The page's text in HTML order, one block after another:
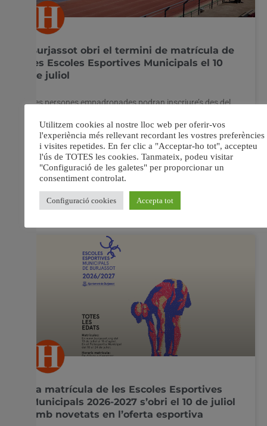
Burjassot obri el termini de matrícula de
les Escoles Esportives Municipals el 10
de juliol
Les persones empadronades podran inscriure’s des del
prèvia en esta última modalitat. L’oferta incorpora com
a novetats les activitats de GAP i Chi Kung i meditació
per a persones adultes, així com el canvi d’ubicació del
karate. Des de l’àrea
7 juliol, 2026 No hi ha comentaris
La matrícula de les Escoles Esportives
Municipals 2026-2027 s’obri el 10 de juliol
amb novetats en l’oferta esportiva